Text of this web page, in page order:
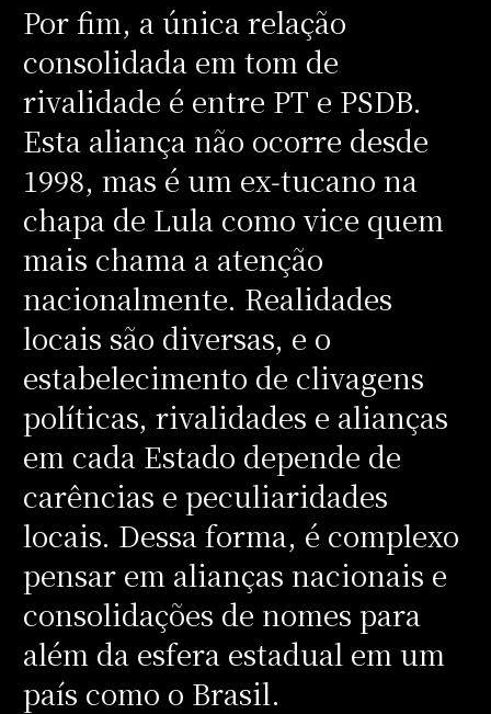
Por fim, a única relação
consolidada em tom de
rivalidade é entre PT e PSDB.
Esta aliança não ocorre desde
1998, mas é um ex‑tucano na
chapa de Lula como vice quem
mais chama a atenção
nacionalmente. Realidades
locais são diversas, e o
estabelecimento de clivagens
políticas, rivalidades e alianças
em cada Estado depende de
carências e peculiaridades
locais. Dessa forma, é complexo
pensar em alianças nacionais e
consolidações de nomes para
além da esfera estadual em um
país como o Brasil.